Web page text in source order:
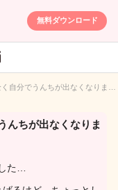
無料ダウンロード
自分でうんちが出なくなりま…
んちが出なくなりま
た…